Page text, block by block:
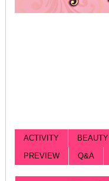
ACTIVITY BEAUTY
PREVIEW
Q&A